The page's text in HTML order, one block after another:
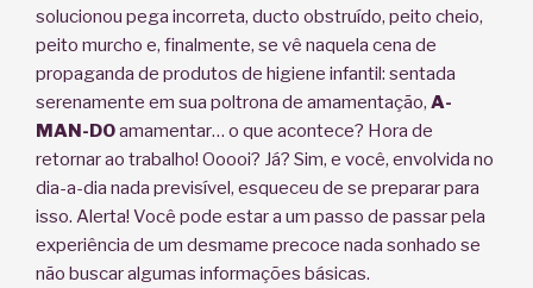
solucionou pega incorreta, ducto obstruído, peito cheio,
peito murcho e, finalmente, se vê naquela cena de
propaganda de produtos de higiene infantil: sentada
serenamente em sua poltrona de amamentação, A-
MAN-DOamamentar… o que acontece? Hora de
retornar ao trabalho! Ooooi? Já? Sim, e você, envolvida no
dia-a-dia nada previsível, esqueceu de se preparar para
isso. Alerta! Você pode estar a um passo de passar pela
experiência de um desmame precoce nada sonhado se
não buscar algumas informações básicas.